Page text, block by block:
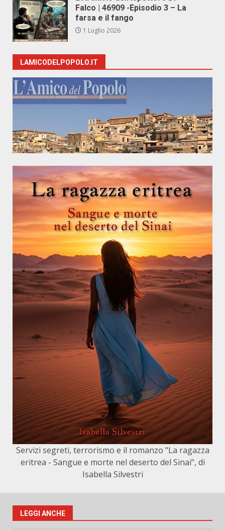
Falco | 46909 -Episodio 3 – La
farsa e il fango
1 Luglio 2026
LAMICODELPOPOLO.IT
Servizi segreti, terrorismo e il romanzo "La ragazza
eritrea - Sangue e morte nel deserto del Sinai", di
Isabella Silvestri
LEGGI ANCHE